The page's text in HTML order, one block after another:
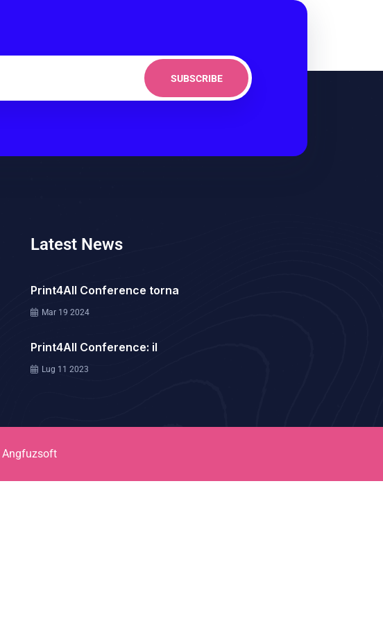
SUBSCRIBE
Latest News
Print4All Conference torna
Mar 19 2024
Print4All Conference: il
Lug 11 2023
Angfuzsoft